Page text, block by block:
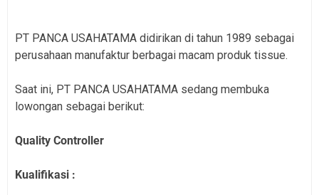
PT PANCA USAHATAMA didirikan di tahun 1989 sebagai
perusahaan manufaktur berbagai macam produk tissue.
Saat ini, PT PANCA USAHATAMA sedang membuka
lowongan sebagai berikut:
Quality Controller
Kualifikasi :